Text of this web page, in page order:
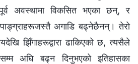
अवस्थामा विकसित भएका छन्, र
अगाडि बढ्नेछैनन्। तेरो
झिँगाहरूद्वारा ढाकिएको छ, त्यसैले
अघि बढ्न दिनुभएको इतिहासका